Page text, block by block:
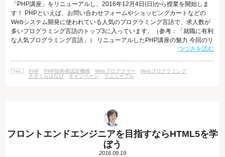
「PHP講座」をリニューアルし、2016年12月4日(日)から授業を開始しま
す！ PHPといえば、お問い合わせフォームやショッピングカートなどの
Webシステム開発に使われている人気のプログラミング言語で、求人数が
多いプログラミング言語のトップ3に入っています。（参考：「就職に有利
な人気プログラミング言語」） リニューアルしたPHP講座の魅力 今回のリ
ニューアルによって生まれ変わったPHP講座の魅力の中から、ポイントを
発に必要な仕様設計を考え、公開後のトラブルが起きにくいスマートな開
発をするためのプログラミングのノウハウをカリキュラムに集約しまし
つづきを読む
PHP PHP技術者認定機構 Webプログラマー
Webプログラミング
ささくらはなび
キャンペーン リニューアル
フロントエンドエンジニアを目指すならHTML5を学
ぼう
2016.09.19